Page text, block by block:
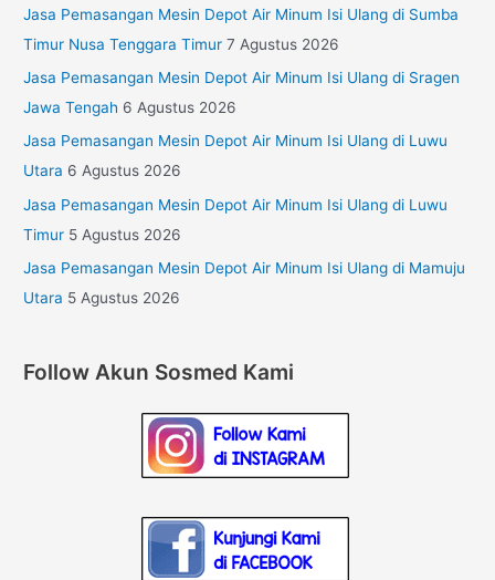
Jasa Pemasangan Mesin Depot Air Minum Isi Ulang di Sumba
Timur Nusa Tenggara Timur 7 Agustus 2026
Jasa Pemasangan Mesin Depot Air Minum Isi Ulang di Sragen
Jawa Tengah 6 Agustus 2026
Jasa Pemasangan Mesin Depot Air Minum Isi Ulang di Luwu
Utara 6 Agustus 2026
Jasa Pemasangan Mesin Depot Air Minum Isi Ulang di Luwu
Timur 5 Agustus 2026
Jasa Pemasangan Mesin Depot Air Minum Isi Ulang di Mamuju
Utara 5 Agustus 2026
Follow Akun Sosmed Kami